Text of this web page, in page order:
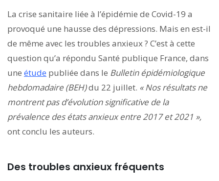
La crise sanitaire liée à l’épidémie de Covid-19 a
provoqué une hausse des dépressions. Mais en est-il
de même avec les troubles anxieux ? C’est à cette
question qu’a répondu Santé publique France, dans
une étude publiée dans le Bulletin épidémiologique
hebdomadaire (BEH)du 22 juillet. « Nos résultats ne
montrent pas d’évolution significative de la
prévalence des états anxieux entre 2017 et 2021 »,
ont conclu les auteurs.
Des troubles anxieux fréquents